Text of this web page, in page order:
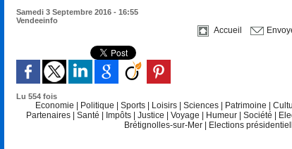
Samedi 3 Septembre 2016 - 16:55
Vendeeinfo
Accueil
Lu 554 fois
Economie Politique |Sports Loisirs |Sciences Patrimoine |
Partenaires
|Santé Impôts |Justice |Voyage Humeur |Société
Brétignolles-sur-Mer
Elections